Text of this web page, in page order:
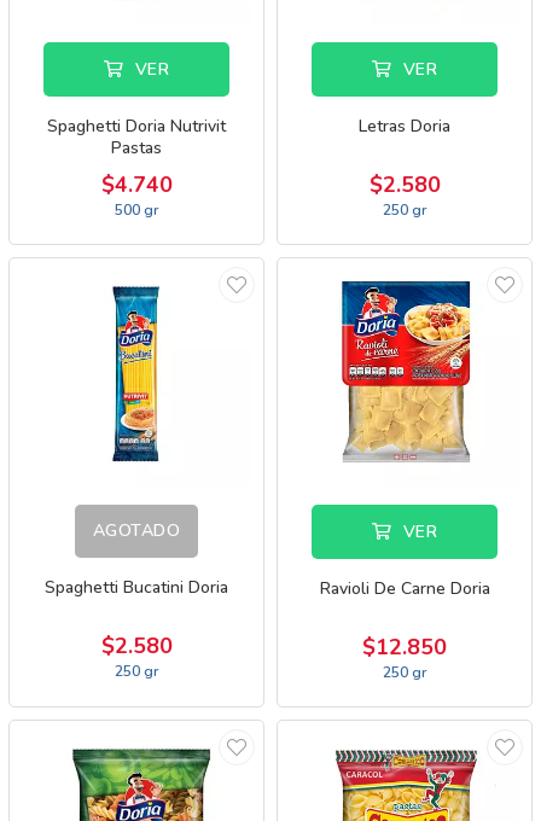
VER
Spaghetti Doria Nutrivit
Pastas
$4.740
500 gr
VER
Letras Doria
$2.580
250 gr
AGOTADO
Spaghetti Bucatini Doria
$2.580
250 gr
VER
Ravioli De Carne Doria
$12.850
250 gr